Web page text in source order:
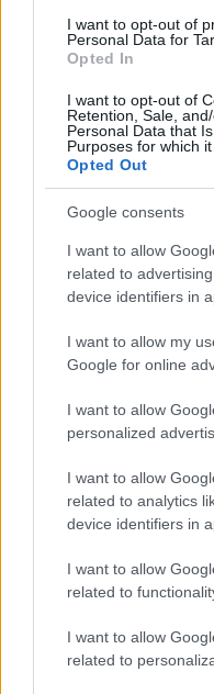
I want to opt-out of
Personal Data for
Opted In
I want to opt-out of
Retention, Sale,
Personal Data that
Purposes for which it
Opted Out
Google consents
I want to allow
related to
device identifiers in
I want to allow my
Google for online
I want to allow
personalized
I want to allow
related to analytics
device identifiers in
I want to allow
related to
I want to allow
related to
a/b tesztelésekhez. A
értékeléseinek és
javítja a termékek és
Ez a holisztikus
webshop
Az
találhatunk a
Milyen
alapú a/b
rendelkezésre,
rendszerekkel. Ezek
tesztelési
valamint automatikus
Fontos, hogy az adott
költségvetéséhez
figyeljünk a könnyű
További eszközökről
olvashatunk a
Mik az AI-alapú
hogyan küzdjünk